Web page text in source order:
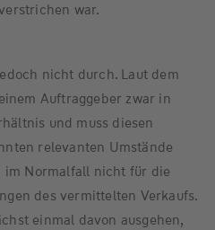
war.
nicht durch. Laut dem
Auftraggeber zwar in
und muss diesen
relevanten Umstände
im Normalfall nicht für die
des vermittelten Verkaufs.
einmal davon ausgehen,